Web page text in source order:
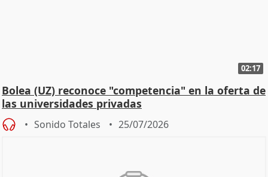
02:17
Bolea (UZ) reconoce "competencia" en la oferta de
las universidades privadas
Sonido Totales 25/07/2026